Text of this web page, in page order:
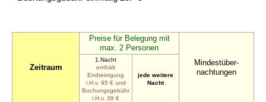
Zeitraum
Preise für Belegung mit
max. 2 Personen
Mindestüber-
nachtungen
1.Nacht
enthält
Endreinigung
i.H.v. 95 € und
Buchungsgebühr
i.H.v. 39 €
jede weitere
Nacht